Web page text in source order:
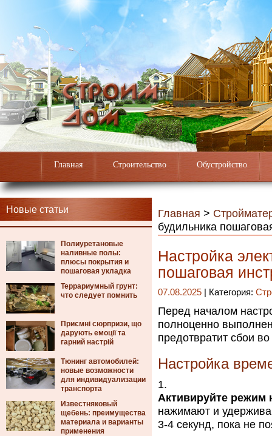
Главная Строительство Обустройство
Новые статьи
Полиуретановые
наливные полы:
плюсы покрытия и
пошаговая укладка
Террариумный грунт:
что следует помнить
Приємні сюрпризи, що
дарують емоції та
гарний настрій
Тюнинг автомобилей:
новые возможности
для индивидуализации
транспорта
Известняковый
щебень: преимущества
материала и варианты
применения
Главная >
будильника
Настройка
пошаговая
07.08.2025 | Категория:
Перед началом
полноценно
предотвратит сбои
Настройка
Активируйте режим
нажимают и
3-4 секунд, пока не